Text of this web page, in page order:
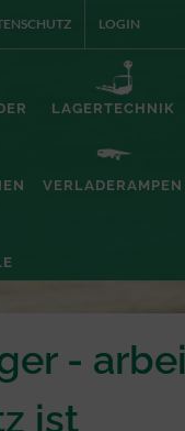
LOGIN
LAGERTECHNIK
VERLADERAMPEN
-
ist